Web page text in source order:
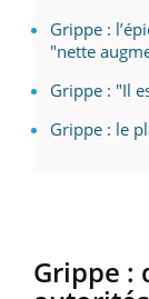
Grippe :
"nette
Grippe : "Il
Grippe : le
Grippe :